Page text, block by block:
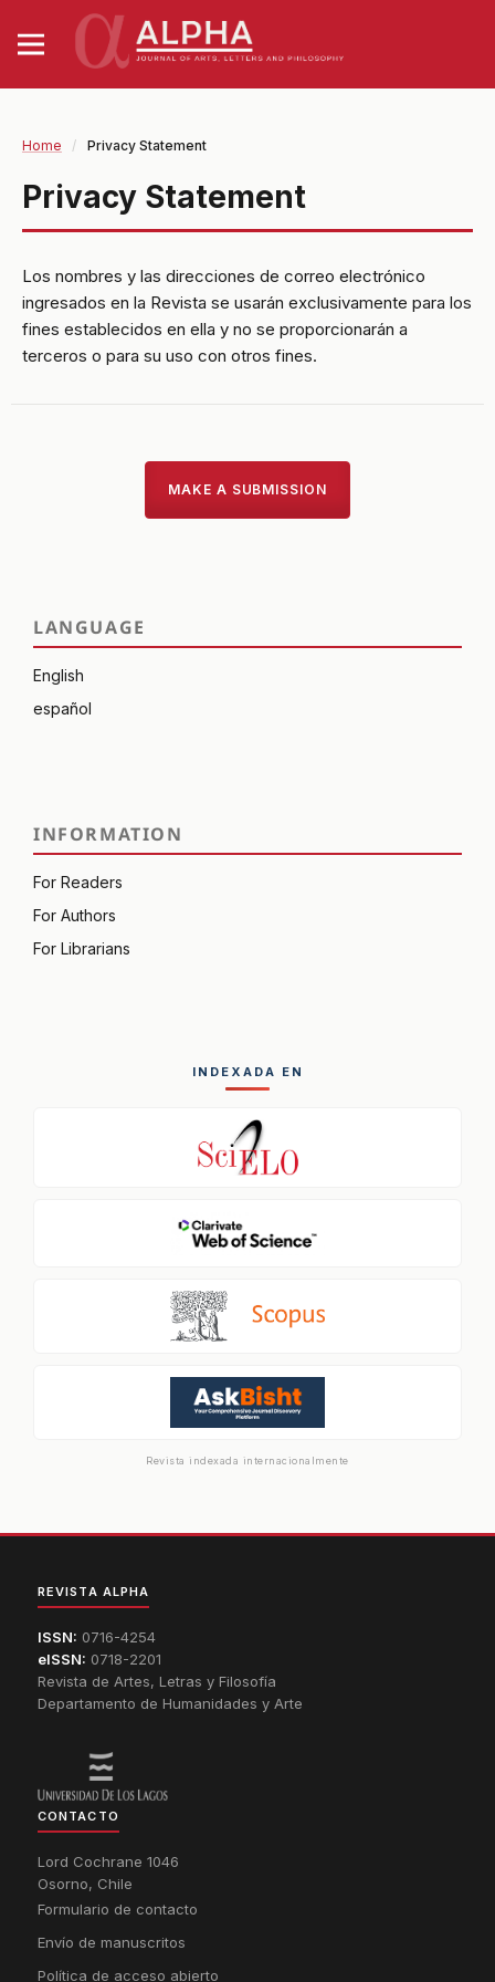
Home / Privacy Statement
Privacy Statement
Los nombres y las direcciones de correo electrónico
ingresados en la Revista se usarán exclusivamente para los
fines establecidos en ella y no se proporcionarán a
terceros o para su uso con otros fines.
MAKE A SUBMISSION
LANGUAGE
English
español
INFORMATION
For Readers
For Authors
For Librarians
INDEXADA EN
Revista indexada internacionalmente
REVISTA ALPHA
ISSN: 0716-4254
eISSN: 0718-2201
Revista de Artes, Letras y Filosofía
Departamento de Humanidades y Arte
CONTACTO
Lord Cochrane 1046
Osorno, Chile
Formulario de contacto
Envío de manuscritos
Política de acceso abierto